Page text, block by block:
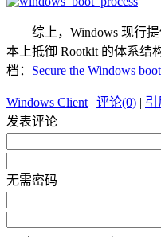
综上，Windows 现行提
本上抵御 Rootkit 的体系结
档： Secure the Windows
Windows Client| 评论(0) | 引
发表评论
无需密码